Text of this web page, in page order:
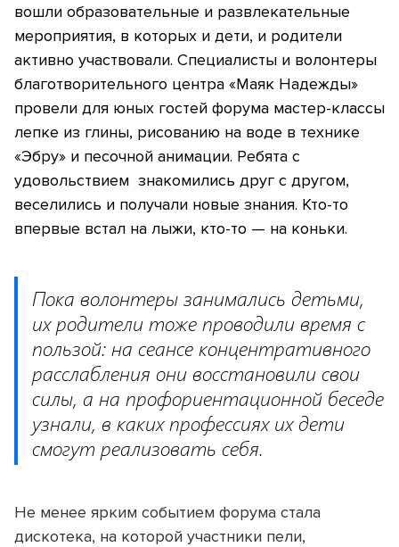
вошли образовательные и развлекательные
мероприятия, в которых и дети, и родители
активно участвовали. Специалисты и волонтеры
благотворительного центра «Маяк Надежды»
провели для юных гостей форума мастер-классы
лепке из глины, рисованию на воде в технике
«Эбру» и песочной анимации. Ребята с
удовольствием знакомились друг с другом,
веселились и получали новые знания. Кто-то
впервые встал на лыжи, кто-то — на коньки.
Пока волонтеры занимались детьми,
их родители тоже проводили время с
пользой: на сеансе концентративного
расслабления они восстановили свои
силы, а на профориентационной беседе
узнали, в каких профессиях их дети
смогут реализовать себя.
Не менее ярким событием форума стала
дискотека, на которой участники пели,